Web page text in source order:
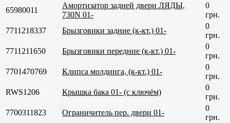
65980011
Амортизатор задней двери ЛЯДЫ,
730N 01-
0
грн.
7711218337
Брызговики задние (к-кт.) 01-
0
грн.
7711211650
Брызговики передние (к-кт.) 01-
0
грн.
7701470769
Клипса молдинга, (к-кт.) 01-
0
грн.
RWS1206
Крышка бака 01- (c ключём)
0
грн.
7700311823
Ограничитель пер. двери 01-
0
грн.